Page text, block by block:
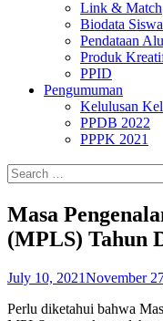
Link & Match
Biodata
Pendataan
Produk
PPID
Pengumuman
Kelulusan
PPDB 2022
PPPK 2021
Search
for:
Masa
(MPLS) Tahun
July 10, 2021November
Perlu diketahui bahwa